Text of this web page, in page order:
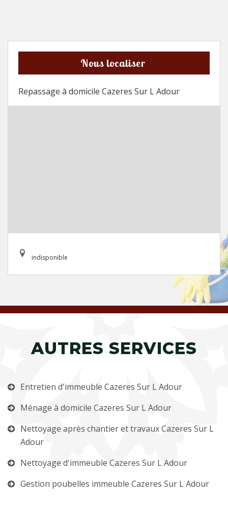
Nous localiser
Repassage à domicile Cazeres Sur L Adour
indisponible
AUTRES SERVICES
Entretien d'immeuble Cazeres Sur L Adour
Ménage à domicile Cazeres Sur L Adour
Nettoyage après chantier et travaux Cazeres Sur L
Adour
Nettoyage d'immeuble Cazeres Sur L Adour
Gestion poubelles immeuble Cazeres Sur L Adour